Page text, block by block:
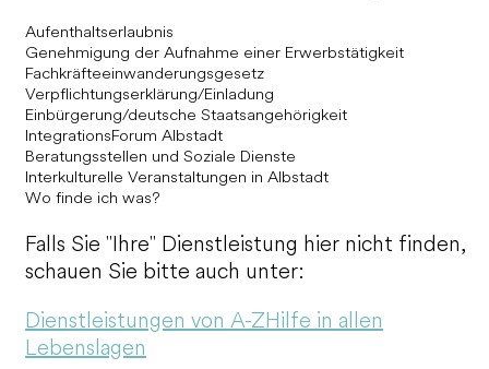
Aufenthaltserlaubnis
Genehmigung der Aufnahme einer Erwerbstätigkeit
Fachkräfteeinwanderungsgesetz
Verpflichtungserklärung/Einladung
Einbürgerung/deutsche Staatsangehörigkeit
IntegrationsForum Albstadt
Beratungsstellen und Soziale Dienste
Interkulturelle Veranstaltungen in Albstadt
Wo finde ich was?
Falls Sie "Ihre" Dienstleistung hier nicht finden,
schauen Sie bitte auch unter:
Dienstleistungen von A-ZHilfe in allen
Lebenslagen